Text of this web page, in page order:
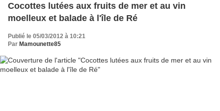
Cocottes lutées aux fruits de mer et au vin
moelleux et balade à l'île de Ré
Publié le 05/03/2012 à 10:21
Par Mamounette85